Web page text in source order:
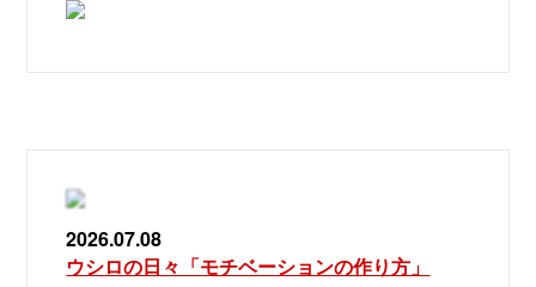
2026.07.08
ウシロの日々「モチベーションの作り方」